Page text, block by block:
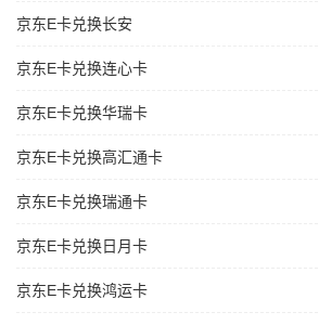
京东E卡兑换长安
京东E卡兑换连心卡
京东E卡兑换华瑞卡
京东E卡兑换高汇通卡
京东E卡兑换瑞通卡
京东E卡兑换日月卡
京东E卡兑换鸿运卡